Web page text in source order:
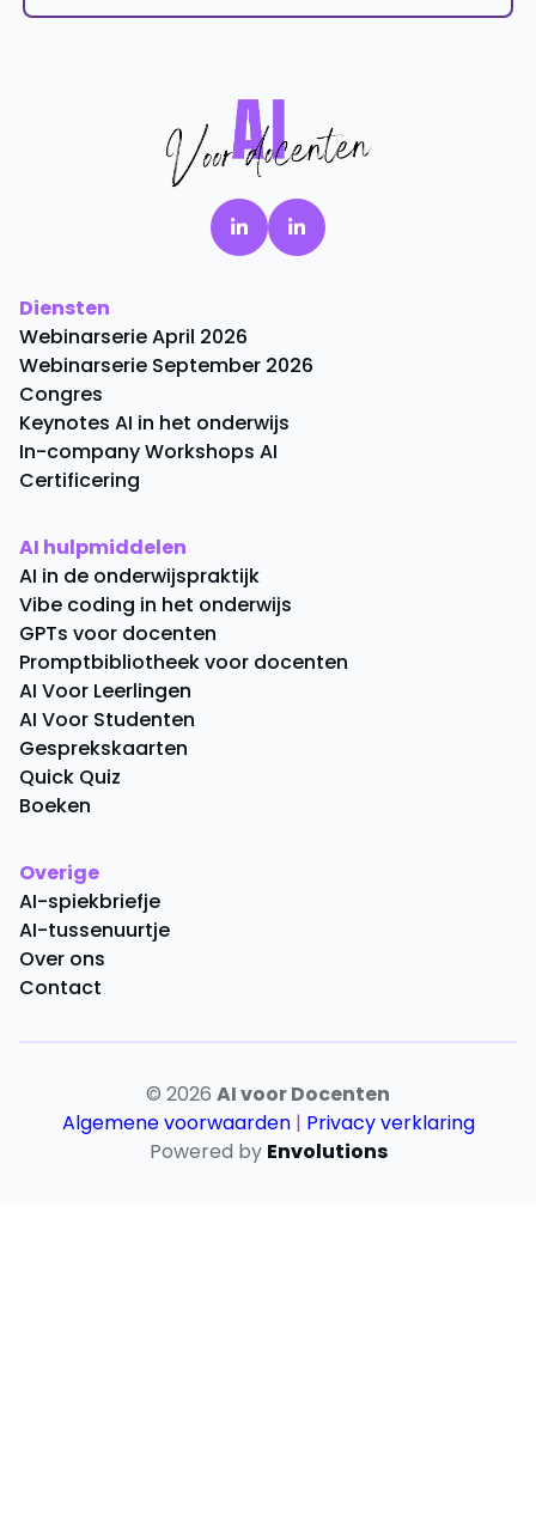
Diensten
Webinarserie April 2026
Webinarserie September 2026
Congres
Keynotes AI in het onderwijs
In-company Workshops AI
Certificering
AI hulpmiddelen
AI in de onderwijspraktijk
Vibe coding in het onderwijs
GPTs voor docenten
Promptbibliotheek voor docenten
AI Voor Leerlingen
AI Voor Studenten
Gesprekskaarten
Quick Quiz
Boeken
Overige
AI-spiekbriefje
AI-tussenuurtje
Over ons
Contact
© 2026 AI voor Docenten
Algemene voorwaarden| Privacy verklaring
Powered by Envolutions